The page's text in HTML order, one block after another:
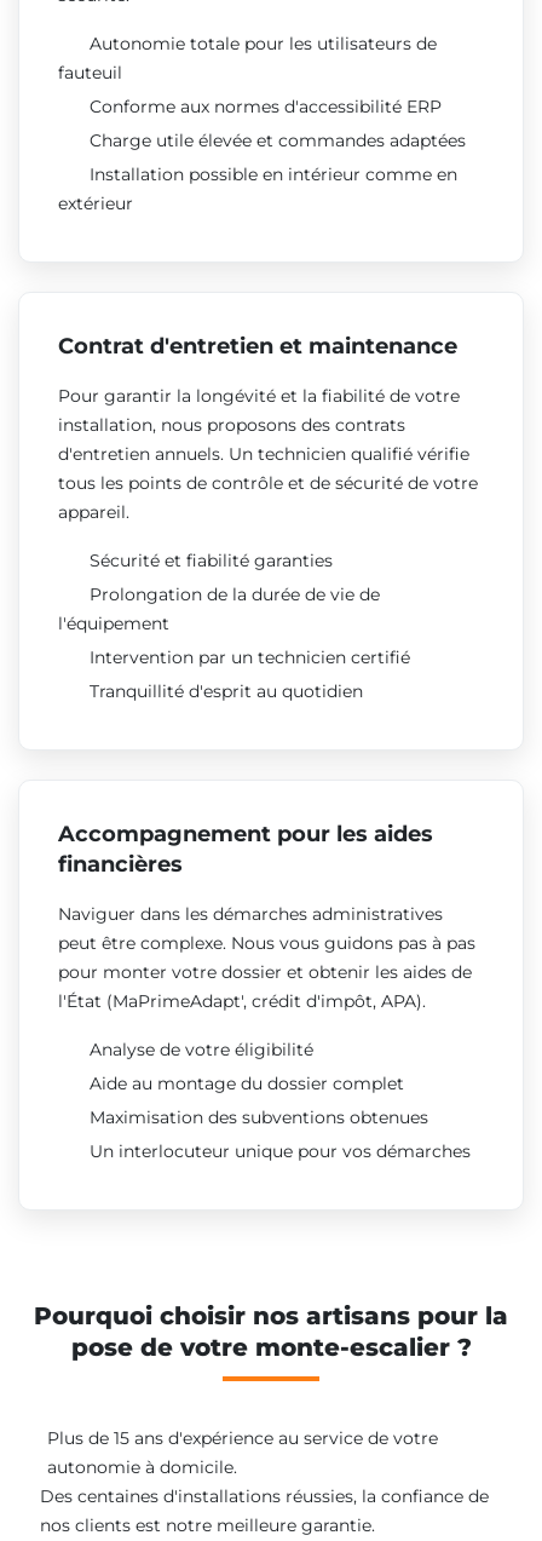
Autonomie totale pour les utilisateurs de
fauteuil
Conforme aux normes d'accessibilité ERP
Charge utile élevée et commandes adaptées
Installation possible en intérieur comme en
extérieur
Contrat d'entretien et maintenance
Pour garantir la longévité et la fiabilité de votre
installation, nous proposons des contrats
d'entretien annuels. Un technicien qualifié vérifie
tous les points de contrôle et de sécurité de votre
appareil.
Sécurité et fiabilité garanties
Prolongation de la durée de vie de
l'équipement
Intervention par un technicien certifié
Tranquillité d'esprit au quotidien
Accompagnement pour les aides
financières
Naviguer dans les démarches administratives
peut être complexe. Nous vous guidons pas à pas
pour monter votre dossier et obtenir les aides de
l'État (MaPrimeAdapt', crédit d'impôt, APA).
Analyse de votre éligibilité
Aide au montage du dossier complet
Maximisation des subventions obtenues
Un interlocuteur unique pour vos démarches
Pourquoi choisir nos artisans pour la
pose de votre monte-escalier ?
Plus de 15 ans d'expérience au service de votre
autonomie à domicile.
Des centaines d'installations réussies, la confiance de
nos clients est notre meilleure garantie.